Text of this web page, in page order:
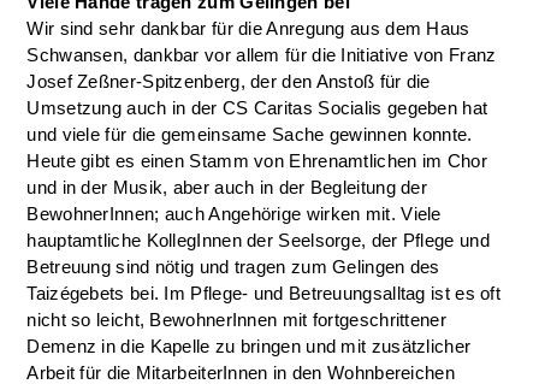
Wir sind sehr dankbar für die Anregung aus dem Haus
Schwansen, dankbar vor allem für die Initiative von Franz
Josef Zeßner-Spitzenberg, der den Anstoß für die
Umsetzung auch in der CS Caritas Socialis gegeben hat
und viele für die gemeinsame Sache gewinnen konnte.
Heute gibt es einen Stamm von Ehrenamtlichen im Chor
und in der Musik, aber auch in der Begleitung der
BewohnerInnen; auch Angehörige wirken mit. Viele
hauptamtliche KollegInnen der Seelsorge, der Pflege und
Betreuung sind nötig und tragen zum Gelingen des
Taizégebets bei. Im Pflege- und Betreuungsalltag ist es oft
nicht so leicht, BewohnerInnen mit fortgeschrittener
Demenz in die Kapelle zu bringen und mit zusätzlicher
Arbeit für die MitarbeiterInnen in den Wohnbereichen